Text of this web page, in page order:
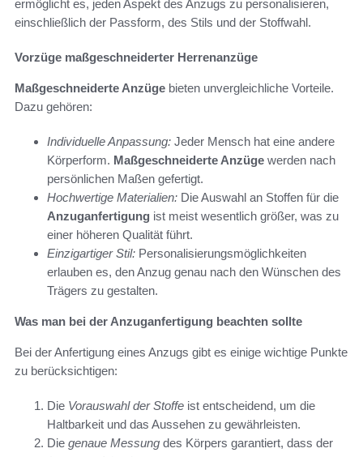
ermöglicht es, jeden Aspekt des Anzugs zu personalisieren,
einschließlich der Passform, des Stils und der Stoffwahl.
Vorzüge maßgeschneiderter Herrenanzüge
Maßgeschneiderte Anzüge bieten unvergleichliche Vorteile.
Dazu gehören:
Individuelle Anpassung: Jeder Mensch hat eine andere
Körperform. Maßgeschneiderte Anzüge werden nach
persönlichen Maßen gefertigt.
Hochwertige Materialien: Die Auswahl an Stoffen für die
Anzuganfertigung ist meist wesentlich größer, was zu
einer höheren Qualität führt.
Einzigartiger Stil: Personalisierungsmöglichkeiten
erlauben es, den Anzug genau nach den Wünschen des
Trägers zu gestalten.
Was man bei der Anzuganfertigung beachten sollte
Bei der Anfertigung eines Anzugs gibt es einige wichtige Punkte
zu berücksichtigen:
Die Vorauswahl der Stoffe ist entscheidend, um die
Haltbarkeit und das Aussehen zu gewährleisten.
Die genaue Messung des Körpers garantiert, dass der